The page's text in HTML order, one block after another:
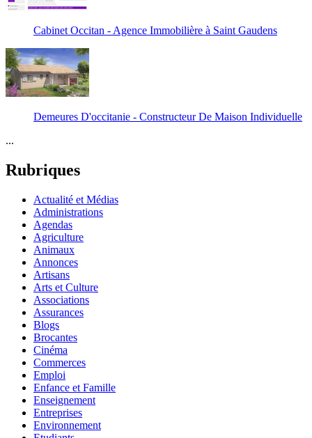
Cabinet Occitan - Agence Immobilière à Saint Gaudens
Demeures D'occitanie - Constructeur De Maison Individuelle
...
Rubriques
Actualité et Médias
Administrations
Agendas
Agriculture
Animaux
Annonces
Artisans
Arts et Culture
Associations
Assurances
Blogs
Brocantes
Cinéma
Commerces
Emploi
Enfance et Famille
Enseignement
Entreprises
Environnement